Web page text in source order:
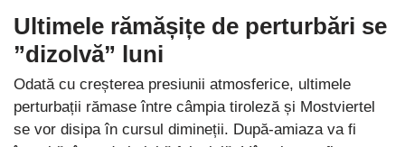
Ultimele rămășițe de perturbări se
”dizolvă” luni
Odată cu creșterea presiunii atmosferice, ultimele
perturbații rămase între câmpia tiroleză și Mostviertel
se vor disipa în cursul dimineții. După-amiaza va fi